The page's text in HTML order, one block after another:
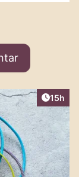
Artikel
15h